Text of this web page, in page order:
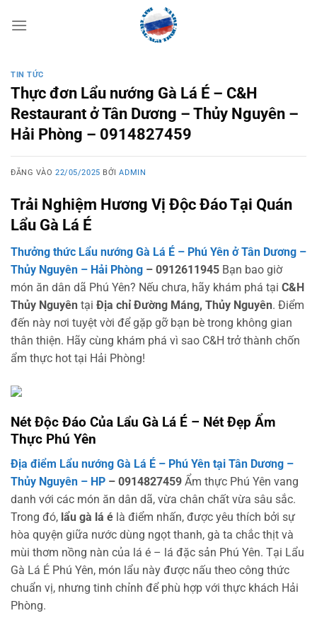
qua
TIN TỨC
Thực đơn Lẩu nướng Gà Lá É – C&H
Restaurant ở Tân Dương – Thủy Nguyên –
Hải Phòng – 0914827459
ĐĂNG VÀO22/05/2025 BỞIADMIN
Trải Nghiệm Hương Vị Độc Đáo Tại Quán
Lẩu Gà Lá É
Thưởng thức Lẩu nướng Gà Lá É – Phú Yên ở Tân Dương –
Thủy Nguyên – Hải Phòng – 0912611945 Bạn bao giờ
món ăn dân dã Phú Yên? Nếu chưa, hãy khám phá tại C&H
Thủy Nguyên tại Địa chỉ Đường Máng, Thủy Nguyên. Điểm
đến này nơi tuyệt vời để gặp gỡ bạn bè trong không gian
thân thiện. Hãy cùng khám phá vì sao C&H trở thành chốn
ẩm thực hot tại Hải Phòng!
Nét Độc Đáo Của Lẩu Gà Lá É – Nét Đẹp Ẩm
Thực Phú Yên
Địa điểm Lẩu nướng Gà Lá É – Phú Yên tại Tân Dương –
Thủy Nguyên – HP – 0914827459 Ẩm thực Phú Yên vang
danh với các món ăn dân dã, vừa chân chất vừa sâu sắc.
Trong đó, lẩu gà lá é là điểm nhấn, được yêu thích bởi sự
hòa quyện giữa nước dùng ngọt thanh, gà ta chắc thịt và
mùi thơm nồng nàn của lá é – lá đặc sản Phú Yên. Tại Lẩu
Gà Lá É Phú Yên, món lẩu này được nấu theo công thức
chuẩn vị, nhưng tinh chỉnh để phù hợp với thực khách Hải
Phòng.